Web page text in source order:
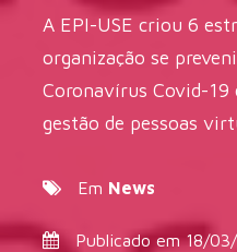
A EPI-USE criou 6
organização se
Coronavírus Covid-
gestão de pessoas
Em News
Publicado em 18/